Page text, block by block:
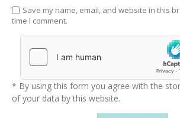
Save my name, email, and website in this
time I comment.
* By using this form you agree with the
of your data by this website.